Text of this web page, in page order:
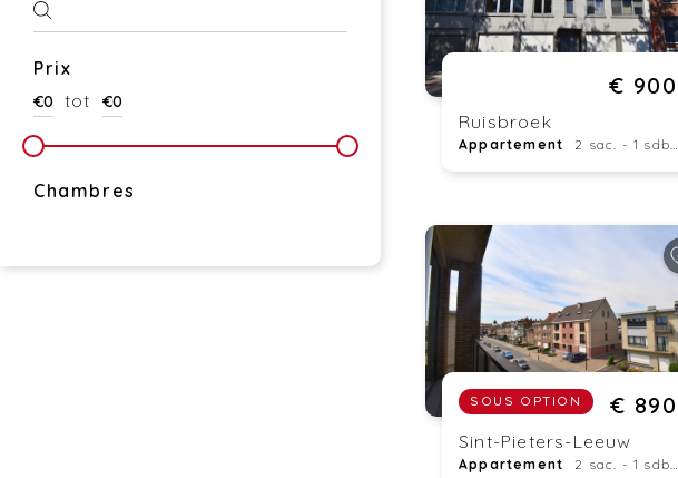
Prix
€0 tot €0
Chambres
€ 900
Ruisbroek
Appartement 2 sac. - 1 sdb. - 72 m²
SOUS OPTION € 890
Sint-Pieters-Leeuw
Appartement